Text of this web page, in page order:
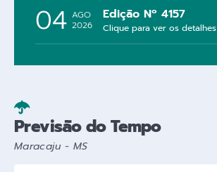
04 AGO
2026
Edição Nº 4157
Clique para ver os detalhes
04 AGO
Edição Nº 4156
Previsão do Tempo
Maracaju - MS